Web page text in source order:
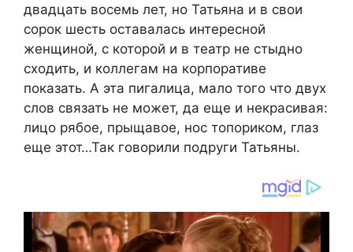
двадцать восемь лет, но Татьяна и в свои
сорок шесть оставалась интересной
женщиной, с которой и в театр не стыдно
сходить, и коллегам на корпоративе
показать. А эта пигалица, мало того что двух
слов связать не может, да еще и некрасивая:
лицо рябое, прыщавое, нос топориком, глаз
еще этот…Так говорили подруги Татьяны.